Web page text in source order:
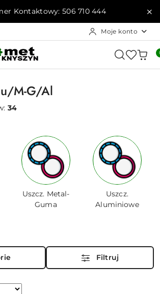
głównej
konto
głównego
Kontaktowy: 506 710 444
Moje konto
M-G/Al
34
Uszcz. Metal-
Guma
Uszcz.
Aluminiowe
Filtruj